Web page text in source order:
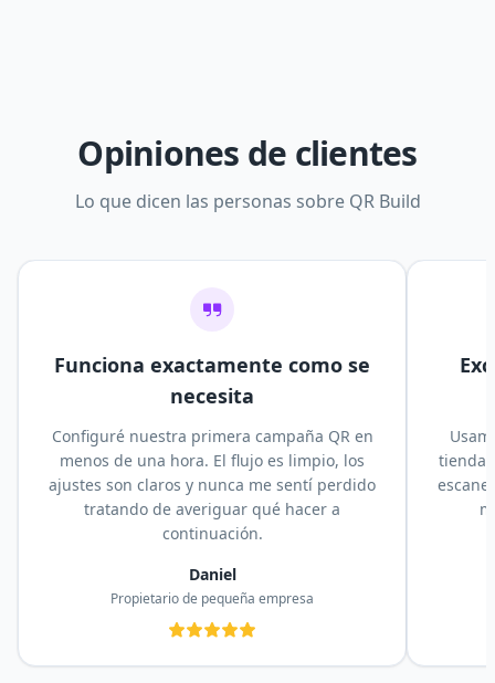
Opiniones de clientes
Lo que dicen las personas sobre QR Build
Funciona exactamente como se
necesita
Configuré nuestra primera campaña QR en
menos de una hora. El flujo es limpio, los
ajustes son claros y nunca me sentí perdido
tratando de averiguar qué hacer a
continuación.
Daniel
Propietario de pequeña empresa
tienda